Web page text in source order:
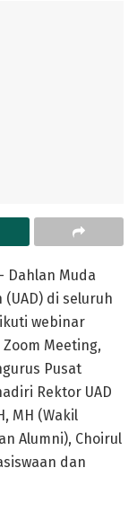
Dahlan Muda
di seluruh
webinar
Zoom Meeting,
Pusat
Rektor UAD
MH (Wakil
Alumni), Choirul
dan